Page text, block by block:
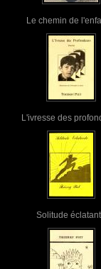
Le chemin de
L'ivresse des
Solitude